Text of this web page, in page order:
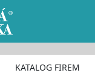
KATALOG FIREM